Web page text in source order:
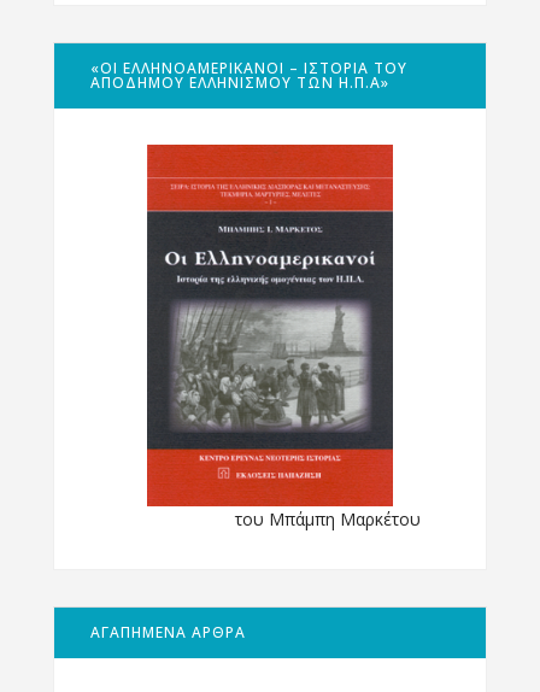
«ΟΙ ΕΛΛΗΝΟΑΜΕΡΙΚΑΝΟΊ – ΙΣΤΟΡΊΑ ΤΟΥ
ΑΠΌΔΗΜΟΥ ΕΛΛΗΝΙΣΜΟΎ ΤΩΝ Η.Π.Α»
του Μπάμπη Μαρκέτου
ΑΓΑΠΗΜΕΝΑ ΑΡΘΡΑ